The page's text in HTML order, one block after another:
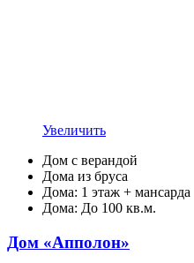
Увеличить
Дом с верандой
Дома из бруса
Дома: 1 этаж + мансарда
Дома: До 100 кв.м.
Дом «Апполон»